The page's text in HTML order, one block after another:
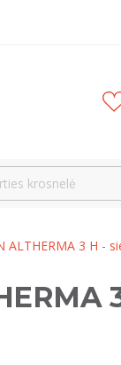
3 H -